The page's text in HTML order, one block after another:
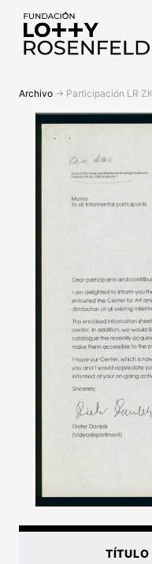
Archivo -> Participación LR
TÍTULO